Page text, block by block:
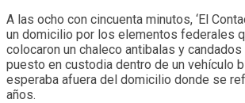
A las ocho con cincuenta minutos, ‘El
un domicilio por los elementos federales
colocaron un chaleco antibalas y candados
puesto en custodia dentro de un vehículo
esperaba afuera del domicilio donde se
años.